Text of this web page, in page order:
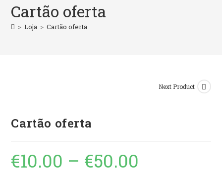
Cartão oferta
> Loja > Cartão oferta
Next Product
Cartão oferta
€10.00 – €50.00